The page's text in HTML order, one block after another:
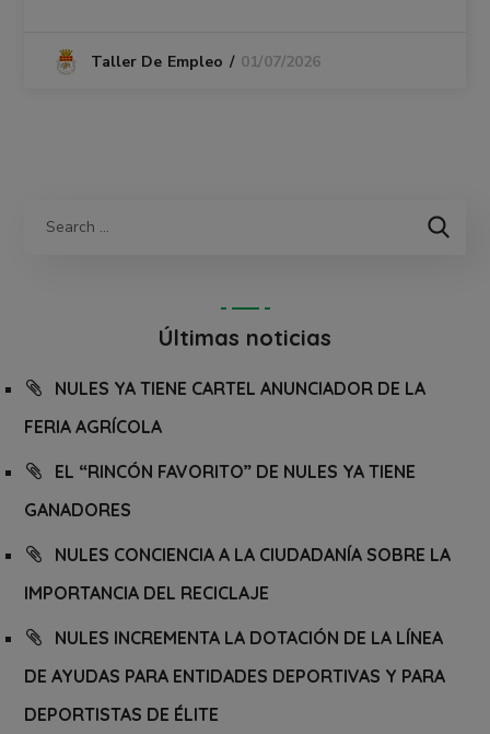
Taller De Empleo 01/07/2026
Últimas noticias
NULES YA TIENE CARTEL ANUNCIADOR DE LA
FERIA AGRÍCOLA
EL “RINCÓN FAVORITO” DE NULES YA TIENE
GANADORES
NULES CONCIENCIA A LA CIUDADANÍA SOBRE LA
IMPORTANCIA DEL RECICLAJE
NULES INCREMENTA LA DOTACIÓN DE LA LÍNEA
DE AYUDAS PARA ENTIDADES DEPORTIVAS Y PARA
DEPORTISTAS DE ÉLITE